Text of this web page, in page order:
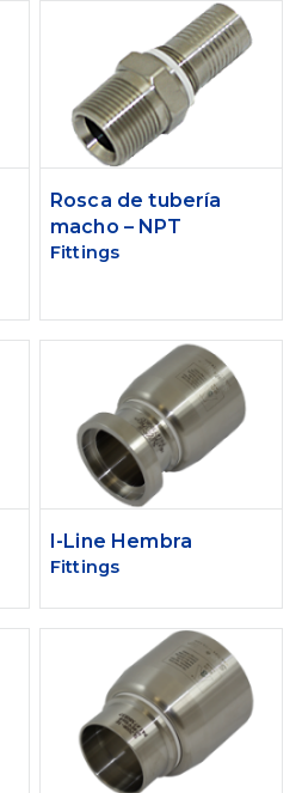
Rosca de tubería
macho – NPT
Fittings
I-Line Hembra
Fittings